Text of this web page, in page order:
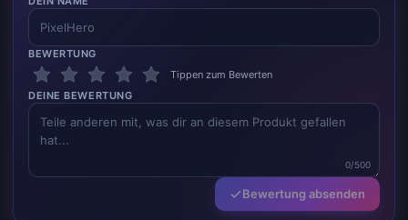
BEWERTUNG
Tippen zum Bewerten
DEINE BEWERTUNG
0/500
Bewertung absenden